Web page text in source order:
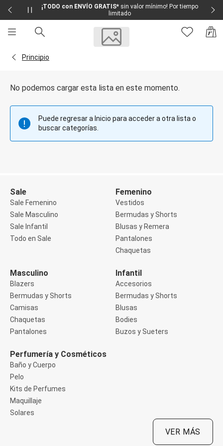
¡TODO con ENVÍO GRATIS* sin valor mínimo! Por tiempo
limitado
Sale Femenino
Todo en Sale
Femenino
Vestidos
Corto y Medio
Bermudas y Shorts
Bermuda
Blusas y Remera
Body
Deportivo
Manga 3/4
Manga Corta
Pantalones
Algodón
Casual
Clochard
Deportivo
Jean
Jogger
Pantacourt
Pantalona
Social
Chaquetas
Blazers
Chaquetas
Chaquetas de punto
Saco liviano
Volver a la página Principio
Principio
No podemos cargar esta lista en este momento.
Puede regresar a Inicio para acceder a otra lista o
buscar categorías.
Sale
Sale Femenino
Sale Masculino
Sale Infantil
Todo en Sale
Femenino
Vestidos
Bermudas y Shorts
Blusas y Remera
Pantalones
Chaquetas
Masculino
Blazers
Bermudas y Shorts
Camisas
Chaquetas
Pantalones
Infantil
Accesorios
Bermudas y Shorts
Blusas
Bodies
Buzos y Sueters
Perfumería y Cosméticos
Baño y Cuerpo
Pelo
Kits de Perfumes
Maquillaje
Solares
VER MÁS